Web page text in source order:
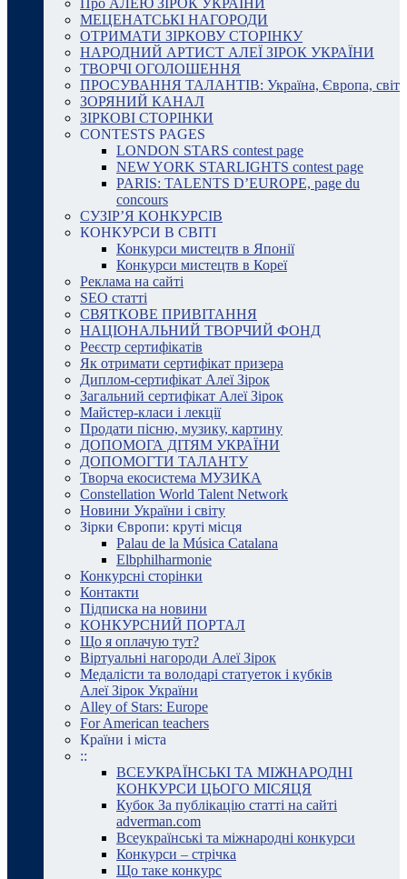
Про АЛЕЮ ЗІРОК УКРАЇНИ
МЕЦЕНАТСЬКІ НАГОРОДИ
ОТРИМАТИ ЗІРКОВУ СТОРІНКУ
НАРОДНИЙ АРТИСТ АЛЕЇ ЗІРОК УКРАЇНИ
ТВОРЧІ ОГОЛОШЕННЯ
ПРОСУВАННЯ ТАЛАНТІВ: Україна, Європа, світ
ЗОРЯНИЙ КАНАЛ
ЗІРКОВІ СТОРІНКИ
CONTESTS PAGES
LONDON STARS contest page
NEW YORK STARLIGHTS contest page
PARIS: TALENTS D’EUROPE, page du
concours
СУЗІР’Я КОНКУРСІВ
КОНКУРСИ В СВІТІ
Конкурси мистецтв в Японії
Конкурси мистецтв в Кореї
Реклама на сайті
SEO статті
СВЯТКОВЕ ПРИВІТАННЯ
НАЦІОНАЛЬНИЙ ТВОРЧИЙ ФОНД
Реєстр сертифікатів
Як отримати сертифікат призера
Диплом-сертифікат Алеї Зірок
Загальний сертифікат Алеї Зірок
Майстер-класи і лекції
Продати пісню, музику, картину
ДОПОМОГА ДІТЯМ УКРАЇНИ
ДОПОМОГТИ ТАЛАНТУ
Творча екосистема МУЗИКА
Constellation World Talent Network
Новини України і світу
Зірки Європи: круті місця
Palau de la Música Catalana
Elbphilharmonie
Конкурсні сторінки
Контакти
Підписка на новини
КОНКУРСНИЙ ПОРТАЛ
Що я оплачую тут?
Віртуальні нагороди Алеї Зірок
Медалісти та володарі статуеток і кубків
Алеї Зірок України
Alley of Stars: Europe
For American teachers
Країни і міста
::
ВСЕУКРАЇНСЬКІ ТА МІЖНАРОДНІ
КОНКУРСИ ЦЬОГО МІСЯЦЯ
Кубок За публікацію статті на сайті
adverman.com
Всеукраїнські та міжнародні конкурси
Конкурси – стрічка
Що таке конкурс